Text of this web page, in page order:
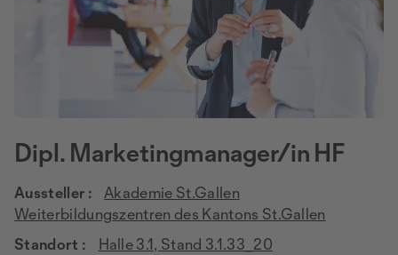
Dipl. Marketingmanager/in HF
Aussteller :
Akademie St.Gallen
Weiterbildungszentren des Kantons St.Gallen
Standort :
Halle 3.1, Stand 3.1.33_20